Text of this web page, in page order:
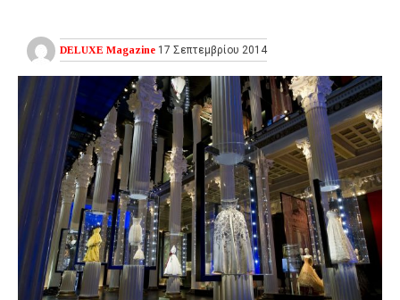
DELUXE Magazine 17 Σεπτεμβρίου 2014